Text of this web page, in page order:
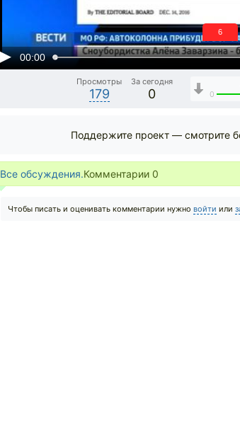
00:00
5
Просмотры
179
За сегодня
0 0
Поддержите проект — смотрите
Все обсуждения.Комментарии 0
Чтобы писать и оценивать комментарии нужно войти или